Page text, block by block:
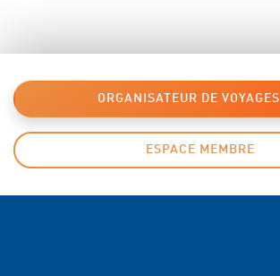
ORGANISATEUR DE VOYAGES
ESPACE MEMBRE